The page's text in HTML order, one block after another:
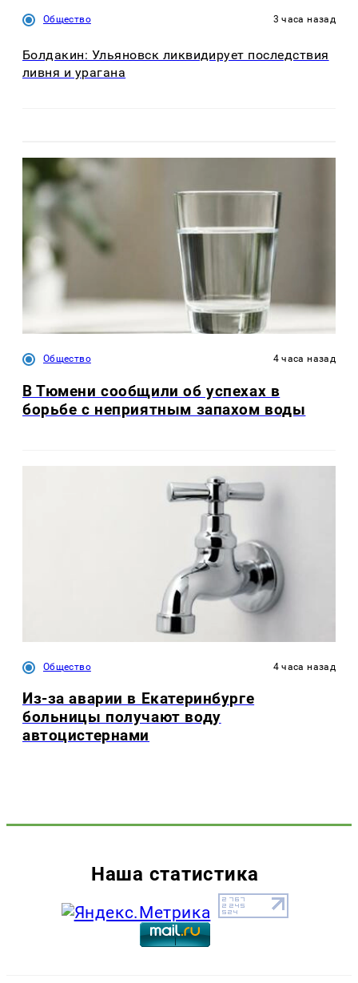
Общество 3 часа назад
Болдакин: Ульяновск ликвидирует последствия
ливня и урагана
Общество 4 часа назад
В Тюмени сообщили об успехах в
борьбе с неприятным запахом воды
Общество 4 часа назад
Из-за аварии в Екатеринбурге
больницы получают воду
автоцистернами
Наша статистика